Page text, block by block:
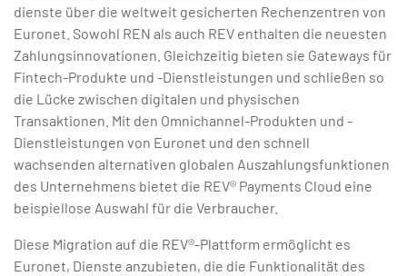
dienste über die weltweit gesicherten Rechenzentren von
Euronet. Sowohl REN als auch REV enthalten die neuesten
Zahlungsinnovationen. Gleichzeitig bieten sie Gateways für
Fintech-Produkte und -Dienstleistungen und schließen so
die Lücke zwischen digitalen und physischen
Transaktionen. Mit den Omnichannel-Produkten und -
Dienstleistungen von Euronet und den schnell
wachsenden alternativen globalen Auszahlungsfunktionen
des Unternehmens bietet die REV® Payments Cloud eine
beispiellose Auswahl für die Verbraucher.
Diese Migration auf die REV®-Plattform ermöglicht es
Euronet, Dienste anzubieten, die die Funktionalität des